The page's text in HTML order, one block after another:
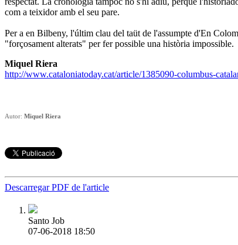
com a teixidor amb el seu pare.
Per a en Bilbeny, l'últim clau del taüt de l'assumpte d'En
"forçosament alterats" per fer possible una història impossible.
Miquel Riera
http://www.cataloniatoday.cat/article/1385090-columbus-
Autor: Miquel Riera
Descarregar PDF de l'article
Santo Job
07-06-2018 18:50